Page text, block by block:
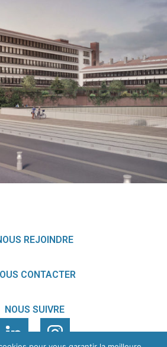
REJOINDRE
CONTACTER
NOUS SUIVRE